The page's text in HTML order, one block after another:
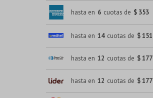
hasta en 6 cuotas de $ 353
hasta en 14 cuotas de $ 151
hasta en 12 cuotas de $ 177
hasta en 12 cuotas de $ 177